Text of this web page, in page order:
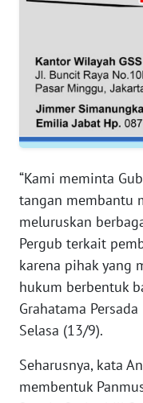
“Kami meminta
tangan membantu
meluruskan
Pergub terkait
karena pihak yang
hukum berbentuk
Grahatama Persada
Selasa (13/9).
Seharusnya, kata
membentuk
WN
JAMBI
SULTRA
WN
NTB
WN
SULTENG
WN
WN